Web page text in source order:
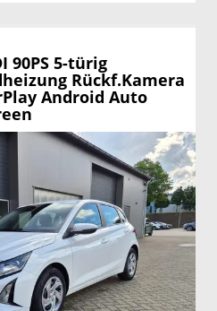
90PS 5-türig
Rückf.Kamera
Android Auto